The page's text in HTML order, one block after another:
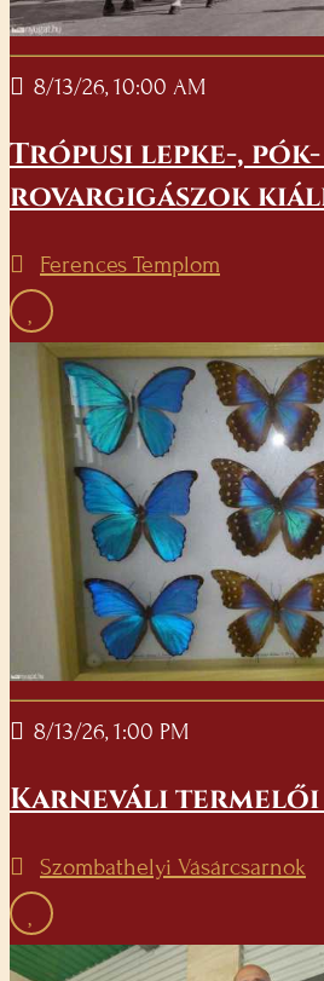
8/13/26, 10:00 AM
Trópusi lepke-, pók-
rovargigászok
Ferences Templom
8/13/26, 1:00 PM
Karneváli termelői
Szombathelyi Vásárcsarnok